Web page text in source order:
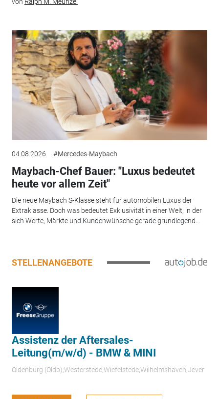
von Ralph M. Meunzel
04.08.2026 #Mercedes-Maybach
Maybach-Chef Bauer: "Luxus bedeutet
heute vor allem Zeit"
Die neue Maybach S-Klasse steht für automobilen Luxus der
Extraklasse. Doch was bedeutet Exklusivität in einer Welt, in der
sich Werte, Märkte und Kundenwünsche gerade grundlegend...
STELLENANGEBOTE
Assistenz der Aftersales-
Leitung(m/w/d) - BMW & MINI
Oldenburg (Oldb);Westerstede;Wiefelstede;Wilhelmshaven;Jever